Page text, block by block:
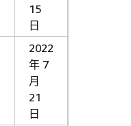
15
日
2022
年 7
月
21
日